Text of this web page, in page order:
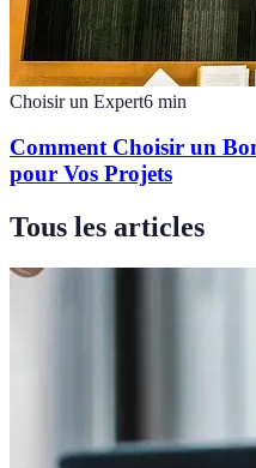
Choisir un Expert6 min
Comment Choisir un
pour Vos Projets
Tous les articles